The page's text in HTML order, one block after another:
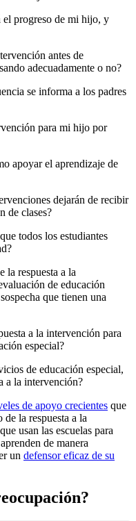
el progreso de mi hijo, y
antes de
adecuadamente o no?
se informa a los padres
para mi hijo por
apoyar el aprendizaje de
dejarán de recibir
de clases?
todos los estudiantes
la respuesta a la
de educación
que tienen una
a la intervención para
especial?
de educación especial,
a la intervención?
de apoyo crecientes que
la respuesta a la
que usan las escuelas para
de manera
un defensor eficaz de su